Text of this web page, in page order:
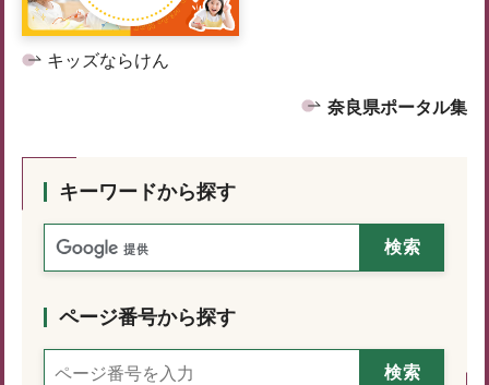
キッズならけん
奈良県ポータル集
キーワードから探す
ページ番号から探す